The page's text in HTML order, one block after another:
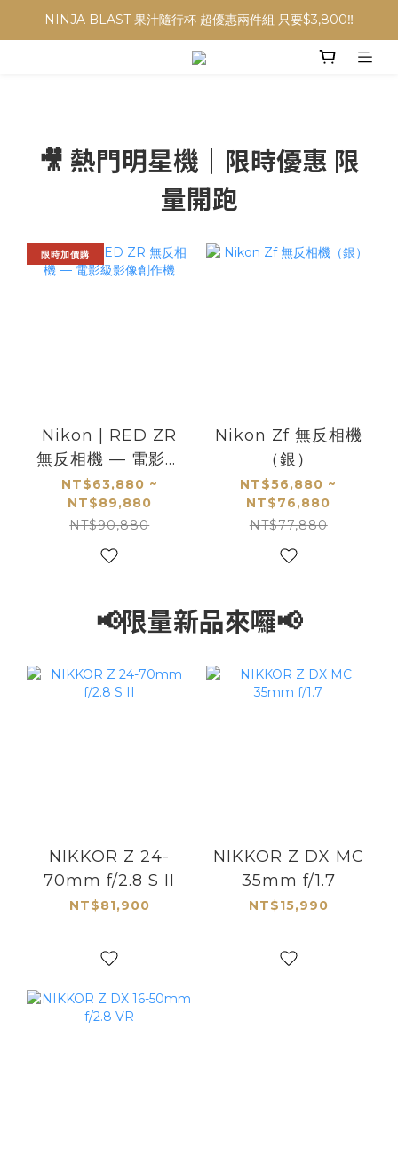
NINJA BLAST 果汁隨行杯 超優惠兩件組 只要$3,800‼️
NINJA BLAST 果汁隨行杯 超優惠兩件組 只要$3,800‼️
✨收藏經典， F接環鏡頭4折起✨
🎥 熱門明星機｜限時優惠 限
量開跑
限時加價購
Nikon | RED ZR
無反相機 — 電影級
影像創作機
NT$63,880 ~
NT$89,880
NT$90,880
Nikon Zf 無反相機
（銀）
NT$56,880 ~
NT$76,880
NT$77,880
📢限量新品來囉📢
NIKKOR Z 24-
70mm f/2.8 S II
NT$81,900
NIKKOR Z DX MC
35mm f/1.7
NT$15,990